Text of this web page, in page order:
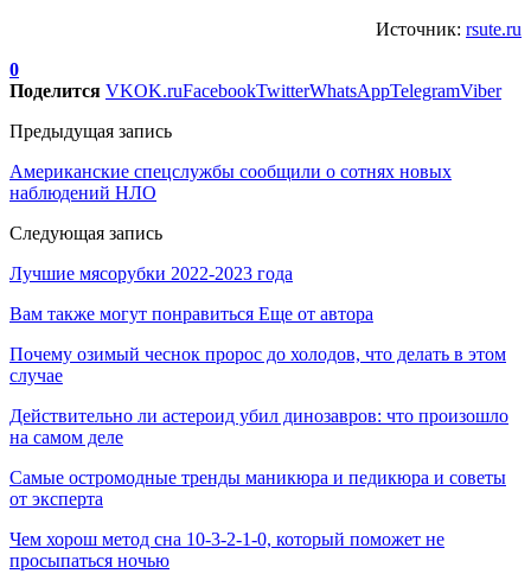
Источник: rsute.ru
0
Поделится VKOK.ruFacebookTwitterWhatsAppTelegramViber
Предыдущая запись
Американские спецслужбы сообщили о сотнях новых
наблюдений НЛО
Следующая запись
Лучшие мясорубки 2022-2023 года
Вам также могут понравиться Еще от автора
Почему озимый чеснок пророс до холодов, что делать в этом
случае
Действительно ли астероид убил динозавров: что произошло
на самом деле
Самые остромодные тренды маникюра и педикюра и советы
от эксперта
Чем хорош метод сна 10-3-2-1-0, который поможет не
просыпаться ночью